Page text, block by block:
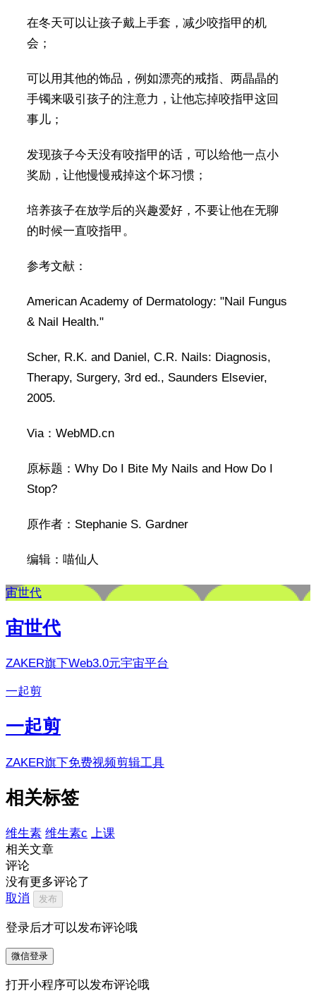
在冬天可以让孩子戴上手套，减少咬指甲的机
会；
可以用其他的饰品，例如漂亮的戒指、两晶晶的
手镯来吸引孩子的注意力，让他忘掉咬指甲这回
事儿；
发现孩子今天没有咬指甲的话，可以给他一点小
奖励，让他慢慢戒掉这个坏习惯；
培养孩子在放学后的兴趣爱好，不要让他在无聊
的时候一直咬指甲。
参考文献：
American Academy of Dermatology: "Nail Fungus
& Nail Health."
Scher, R.K. and Daniel, C.R. Nails: Diagnosis,
Therapy, Surgery, 3rd ed., Saunders Elsevier,
2005.
Via：WebMD.cn
原标题：Why Do I Bite My Nails and How Do I
Stop?
原作者：Stephanie S. Gardner
编辑：喵仙人
宙世代
宙世代
ZAKER旗下Web3.0元宇宙平台
一起剪
一起剪
ZAKER旗下免费视频剪辑工具
相关标签
维生素 维生素c 上课
相关文章
评论
没有更多评论了
取消
发布
登录后才可以发布评论哦
微信登录
打开小程序可以发布评论哦